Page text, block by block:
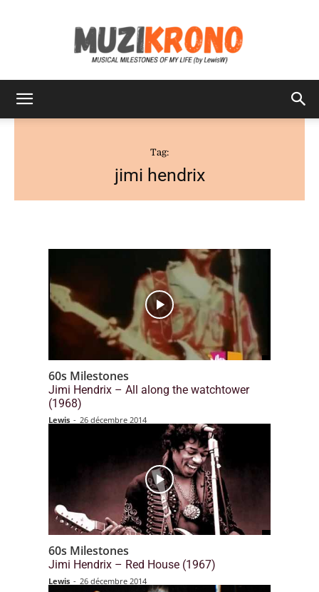
Tag:
jimi hendrix
60s Milestones
Jimi Hendrix – All along the watchtower
(1968)
Lewis - 26 décembre 2014
60s Milestones
Jimi Hendrix – Red House (1967)
Lewis - 26 décembre 2014